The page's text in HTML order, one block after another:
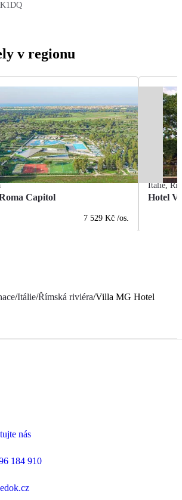
v regionu
Capitol
7 529 Kč /os.
Itálie,
Hotel
/Itálie/Římská riviéra/Villa MG Hotel
nás
184 910